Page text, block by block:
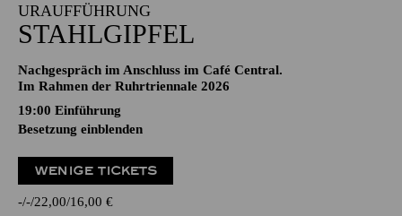
URAUFFÜHRUNG
STAHLGIPFEL
Nachgespräch im Anschluss im Café Central.
Im Rahmen der Ruhrtriennale 2026
19:00 Einführung
Besetzung einblenden
WENIGE TICKETS
- - 22,00 16,00 €